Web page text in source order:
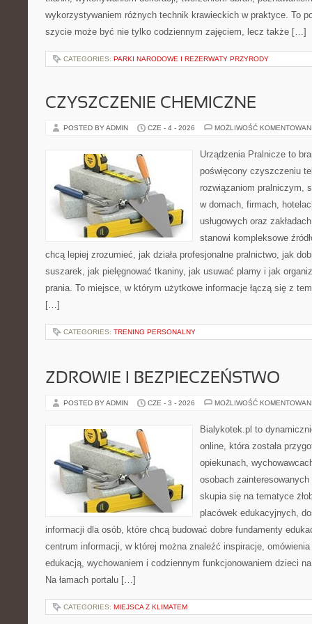
wykorzystywaniem różnych technik krawieckich w praktyce. To
szycie może być nie tylko codziennym zajęciem, lecz także […]
CATEGORIES: PARKI NARODOWE I REZERWATY PRZYRODY
CZYSZCZENIE CHEMICZNE
POSTED BY ADMIN CZE - 4 - 2026 MOŻLIWOŚĆ
Urządzenia Pralnicze to
poświęcony czyszczeniu
rozwiązaniom pralniczym,
w domach, firmach,
usługowych oraz
stanowi kompleksowe
chcą lepiej zrozumieć, jak działa profesjonalne pralnictwo, jak
suszarek, jak pielęgnować tkaniny, jak usuwać plamy i jak
prania. To miejsce, w którym użytkowe informacje łączą się z
[…]
CATEGORIES: TRENING PERSONALNY
ZDROWIE I BEZPIECZEŃSTWO
POSTED BY ADMIN CZE - 3 - 2026 MOŻLIWOŚĆ
Bialykotek.pl to
online, która została
opiekunach,
osobach
skupia się na tematyce
placówek edukacyjnych,
informacji dla osób, które chcą budować dobre fundamenty
centrum informacji, w której można znaleźć inspiracje,
edukacją, wychowaniem i codziennym funkcjonowaniem dzieci
Na łamach portalu […]
CATEGORIES: MIEJSCA Z KLIMATEM